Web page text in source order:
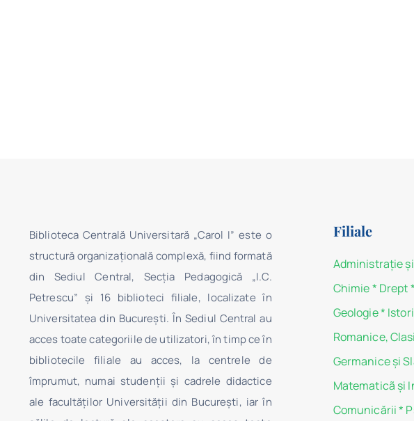
Biblioteca Centrală Universitară „Carol I” este o
structură organizaţională complexă, fiind formată
din Sediul Central, Secţia Pedagogică „I.C.
Petrescu” şi 16 biblioteci filiale, localizate în
Universitatea din Bucureşti. În Sediul Central au
acces toate categoriile de utilizatori, în timp ce în
bibliotecile filiale au acces, la centrele de
împrumut, numai studenţii şi cadrele didactice
ale facultăților Universității din București, iar în
Filiale
Administraţie
Chimie* Drept*
Geologie*
Romanice,
Germanice şi
Matematicã și
Comunicării*